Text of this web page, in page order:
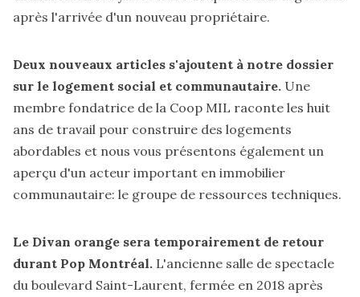
après l'arrivée d'un nouveau propriétaire.
Deux nouveaux articles s'ajoutent à notre dossier
sur le logement social et communautaire. Une
membre fondatrice de la Coop MIL raconte les huit
ans de travail pour construire des logements
abordables et nous vous présentons également un
aperçu d'un acteur important en immobilier
communautaire: le groupe de ressources techniques.
Le Divan orange sera temporairement de retour
durant Pop Montréal. L'ancienne salle de spectacle
du boulevard Saint-Laurent, fermée en 2018 après